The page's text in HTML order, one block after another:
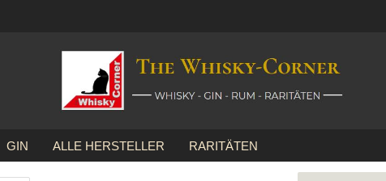
Passwort
GIN ALLE HERSTELLER RARITÄTEN